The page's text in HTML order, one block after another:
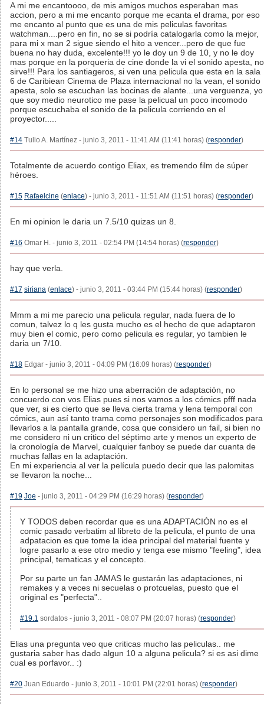
A mi me encantoooo, de mis amigos muchos esperaban mas
accion, pero a mi me encanto porque me ecanta el drama, por eso
me encanto al punto que es una de mis peliculas favoritas
watchman....pero en fin, no se si podría catalogarla como la mejor,
para mi x man 2 sigue siendo el hito a vencer...pero de que fue
buena no hay duda, excelente!!! yo le doy un 9 de 10, y no le doy
mas porque en la porqueria de cine donde la vi el sonido apesta, no
sirve!!! Para los santiageros, si ven una pelicula que esta en la sala
6 de Caribiean Cinema de Plaza internacional no la vean, el sonido
apesta, solo se escuchan las bocinas de alante...una verguenza, yo
que soy medio neurotico me pase la pelicual un poco incomodo
porque escuchaba el sonido de la pelicula corriendo en el
proyector.....
#14 Tulio A. Martínez - junio 3, 2011 - 11:41 AM (11:41 horas) (responder)
Totalmente de acuerdo contigo Eliax, es tremendo film de súper
héroes.
#15 Rafaelcine (enlace) - junio 3, 2011 - 11:51 AM (11:51 horas) (responder)
En mi opinion le daria un 7.5/10 quizas un 8.
#16 Omar H. - junio 3, 2011 - 02:54 PM (14:54 horas) (responder)
hay que verla.
#17 siriana (enlace) - junio 3, 2011 - 03:44 PM (15:44 horas) (responder)
Mmm a mi me parecio una pelicula regular, nada fuera de lo
comun, talvez lo q les gusta mucho es el hecho de que adaptaron
muy bien el comic, pero como pelicula es regular, yo tambien le
daria un 7/10.
#18 Edgar - junio 3, 2011 - 04:09 PM (16:09 horas) (responder)
En lo personal se me hizo una aberración de adaptación, no
concuerdo con vos Elias pues si nos vamos a los cómics pfff nada
que ver, si es cierto que se lleva cierta trama y lena temporal con
cómics, aun así tanto trama como personajes son modificados para
llevarlos a la pantalla grande, cosa que considero un fail, si bien no
me considero ni un critico del séptimo arte y menos un experto de
la cronología de Marvel, cualquier fanboy se puede dar cuanta de
muchas fallas en la adaptación.
En mi experiencia al ver la película puedo decir que las palomitas
se llevaron la noche...
#19 Joe - junio 3, 2011 - 04:29 PM (16:29 horas) (responder)
Y TODOS deben recordar que es una ADAPTACIÓN no es el
comic pasado verbatim al libreto de la pelicula, el punto de una
adpatacion es que tome la idea principal del material fuente y
logre pasarlo a ese otro medio y tenga ese mismo "feeling", idea
principal, tematicas y el concepto.
Por su parte un fan JAMAS le gustarán las adaptaciones, ni
remakes y a veces ni secuelas o protcuelas, puesto que el
original es "perfecta"..
#19.1 sordatos - junio 3, 2011 - 08:07 PM (20:07 horas) (responder)
Elias una pregunta veo que criticas mucho las peliculas.. me
gustaria saber has dado algun 10 a alguna pelicula? si es asi dime
cual es porfavor.. :)
#20 Juan Eduardo - junio 3, 2011 - 10:01 PM (22:01 horas) (responder)